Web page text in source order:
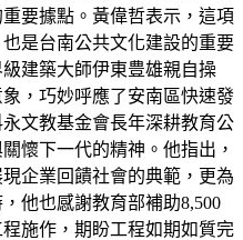
要據點。黃偉哲表示，這項
是台南公共文化建設的重要
建築大師伊東豊雄親自操
，巧妙呼應了安南區快速發
文教基金會長年深耕教育公
懷下一代的精神。他指出，
企業回饋社會的典範，更為
他也感謝教育部補助8,500
施作，期盼工程如期如質完